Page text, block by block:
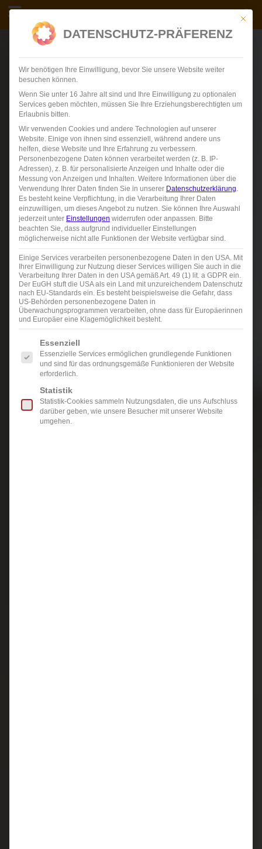
Skip
FINDEN
Mit
DATENSCHUTZ-PRÄFERENZ
Wir benötigen Ihre Einwilligung, bevor Sie unsere Website weiter
besuchen können.
Wenn Sie unter 16 Jahre alt sind und Ihre Einwilligung zu optionalen
Services geben möchten, müssen Sie Ihre Erziehungsberechtigten um
Erlaubnis bitten.
Wir verwenden Cookies und andere Technologien auf unserer
Website. Einige von ihnen sind essenziell, während andere uns
helfen, diese Website und Ihre Erfahrung zu verbessern.
Personenbezogene Daten können verarbeitet werden (z. B. IP-
Adressen), z. B. für personalisierte Anzeigen und Inhalte oder die
Messung von Anzeigen und Inhalten. Weitere Informationen über die
Verwendung Ihrer Daten finden Sie in unserer Datenschutzerklärung.
Es besteht keine Verpflichtung, in die Verarbeitung Ihrer Daten
einzuwilligen, um dieses Angebot zu nutzen. Sie können Ihre Auswahl
jederzeit unter Einstellungen widerrufen oder anpassen. Bitte
beachten Sie, dass aufgrund individueller Einstellungen
möglicherweise nicht alle Funktionen der Website verfügbar sind.
Einige Services verarbeiten personenbezogene Daten in den USA. Mit
Ihrer Einwilligung zur Nutzung dieser Services willigen Sie auch in die
Verarbeitung Ihrer Daten in den USA gemäß Art. 49 (1) lit. a GDPR ein.
Der EuGH stuft die USA als ein Land mit unzureichendem Datenschutz
nach EU-Standards ein. Es besteht beispielsweise die Gefahr, dass
US-Behörden personenbezogene Daten in
Überwachungsprogrammen verarbeiten, ohne dass für Europäerinnen
und Europäer eine Klagemöglichkeit besteht.
Es folgt eine Liste der Service-Gruppen, für die eine
Essenziell
Essenzielle Services ermöglichen grundlegende Funktionen
und sind für das ordnungsgemäße Funktionieren der Website
erforderlich.
Statistik
Statistik-Cookies sammeln Nutzungsdaten, die uns Aufschluss
darüber geben, wie unsere Besucher mit unserer Website
umgehen.